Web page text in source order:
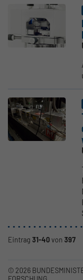
Eintrag 31-40von 397
© 2026